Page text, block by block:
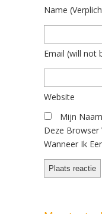
Name
Email (will not
Website
Mijn
Deze Browser
Wanneer Ik